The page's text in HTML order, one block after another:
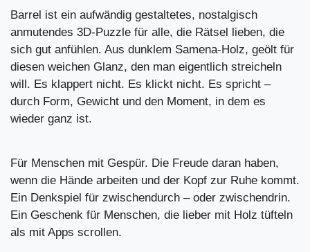
Barrel ist ein aufwändig gestaltetes, nostalgisch
anmutendes 3D-Puzzle für alle, die Rätsel lieben, die
sich gut anfühlen. Aus dunklem Samena-Holz, geölt für
diesen weichen Glanz, den man eigentlich streicheln
will. Es klappert nicht. Es klickt nicht. Es spricht –
durch Form, Gewicht und den Moment, in dem es
wieder ganz ist.
Für Menschen mit Gespür. Die Freude daran haben,
wenn die Hände arbeiten und der Kopf zur Ruhe kommt.
Ein Denkspiel für zwischendurch – oder zwischendrin.
Ein Geschenk für Menschen, die lieber mit Holz tüfteln
als mit Apps scrollen.